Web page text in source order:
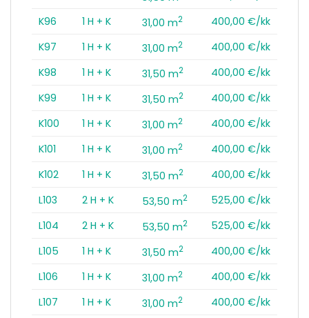
K96
1 H + K 31,00 m2
400,00 €/kk
K97
1 H + K 31,00 m2
400,00 €/kk
K98
1 H + K 31,50 m2
400,00 €/kk
K99
1 H + K 31,50 m2
400,00 €/kk
K100
1 H + K 31,00 m2
400,00 €/kk
K101
1 H + K 31,00 m2
400,00 €/kk
K102
1 H + K 31,50 m2
400,00 €/kk
L103
2 H + K 53,50 m2
525,00 €/kk
L104
2 H + K 53,50 m2
525,00 €/kk
L105
1 H + K 31,50 m2
400,00 €/kk
L106
1 H + K 31,00 m2
400,00 €/kk
L107
1 H + K 31,00 m2
400,00 €/kk